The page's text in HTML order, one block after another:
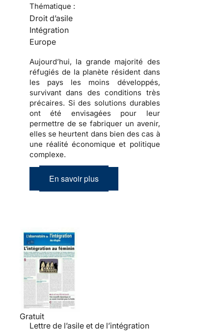
Thématique :
Droit d’asile
Intégration
Europe
Aujourd’hui, la grande majorité des
réfugiés de la planète résident dans
les pays les moins développés,
survivant dans des conditions très
précaires. Si des solutions durables
ont été envisagées pour leur
permettre de se fabriquer un avenir,
elles se heurtent dans bien des cas à
une réalité économique et politique
complexe.
En savoir plus
Gratuit
Lettre de l’asile et de l’intégration